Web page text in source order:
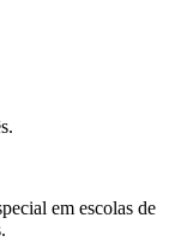
em escolas de